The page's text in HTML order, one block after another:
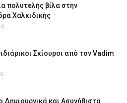
πολυτελής βίλα στην
Χαλκιδικής
Σκίουροι από τον Vadim
Δημιουργικά και Ασυνήθιστα